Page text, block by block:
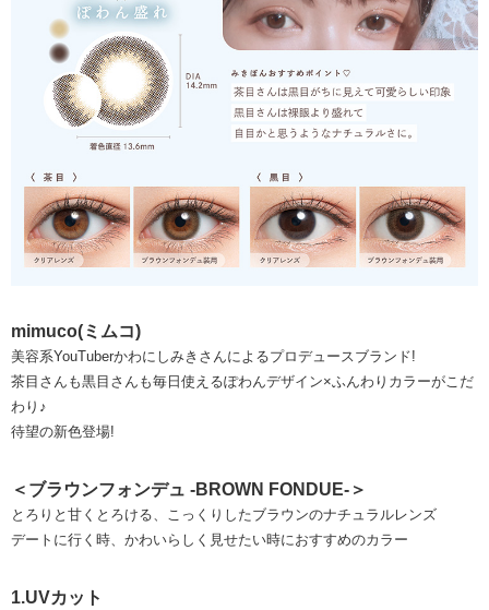
mimuco(ミムコ)
美容系YouTuberかわにしみきさんによるプロデュースブランド!
茶目さんも黒目さんも毎日使えるぽわんデザイン×ふんわりカラーがこだ
わり♪
待望の新色登場!
＜ブラウンフォンデュ -BROWN FONDUE-＞
とろりと甘くとろける、こっくりしたブラウンのナチュラルレンズ
デートに行く時、かわいらしく見せたい時におすすめのカラー
1.UVカット